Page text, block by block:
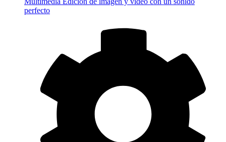
perfecto